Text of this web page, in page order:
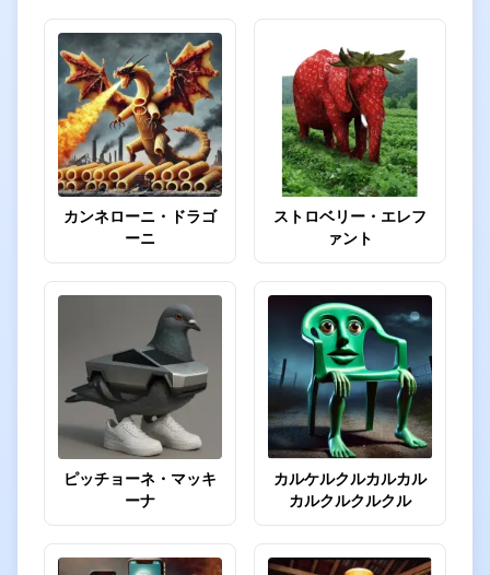
カンネローニ・ドラゴ
ーニ
ストロベリー・エレフ
ァント
ピッチョーネ・マッキ
ーナ
カルケルクルカルカル
カルクルクルクル